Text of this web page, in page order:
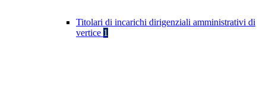
Titolari di incarichi dirigenziali amministrativi di
vertice 1